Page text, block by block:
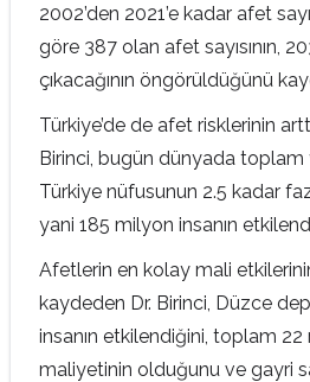
2002’den 2021’e kadar afet
göre 387 olan afet sayısının,
çıkacağının öngörüldüğünü
Türkiye’de de afet risklerinin
Birinci, bugün dünyada
Türkiye nüfusunun 2.5 kadar
yani 185 milyon insanın
Afetlerin en kolay mali etkilerinin
kaydeden Dr. Birinci, Düzce
insanın etkilendiğini, toplam 22
maliyetinin olduğunu ve gayri